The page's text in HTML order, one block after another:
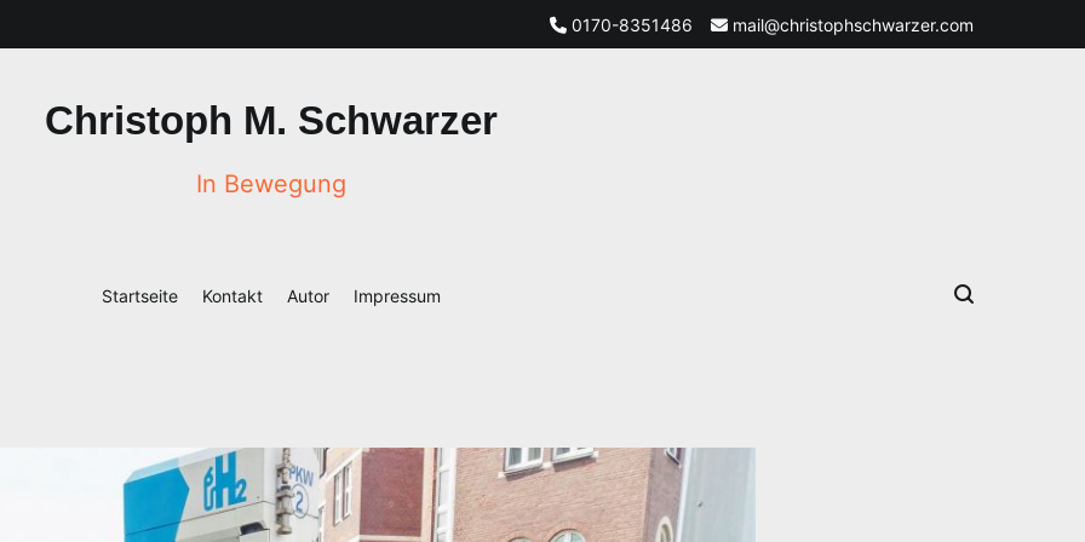
0170-8351486 mail@christophschwarzer.com
Christoph M. Schwarzer
In Bewegung
Startseite Kontakt Autor Impressum